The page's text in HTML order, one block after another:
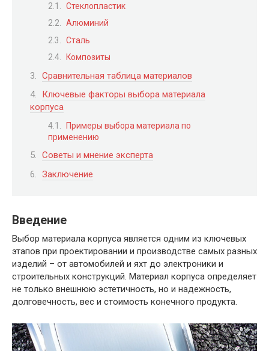
Стеклопластик
Алюминий
Сталь
Композиты
Сравнительная таблица материалов
Ключевые факторы выбора материала
корпуса
Примеры выбора материала по
применению
Советы и мнение эксперта
Заключение
Введение
Выбор материала корпуса является одним из ключевых
этапов при проектировании и производстве самых разных
изделий – от автомобилей и яхт до электроники и
строительных конструкций. Материал корпуса определяет
не только внешнюю эстетичность, но и надежность,
долговечность, вес и стоимость конечного продукта.